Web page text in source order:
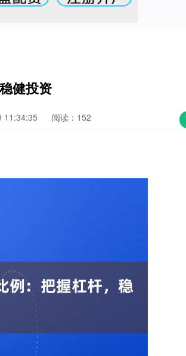
健投资
11:34:35 阅读：152